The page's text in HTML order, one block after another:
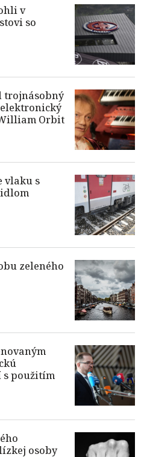
v
so
trojnásobný
Orbit
vlaku s
zeleného
použitím
osoby